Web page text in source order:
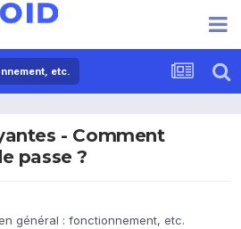
etc.
- Comment
passe ?
général : fonctionnement, etc.